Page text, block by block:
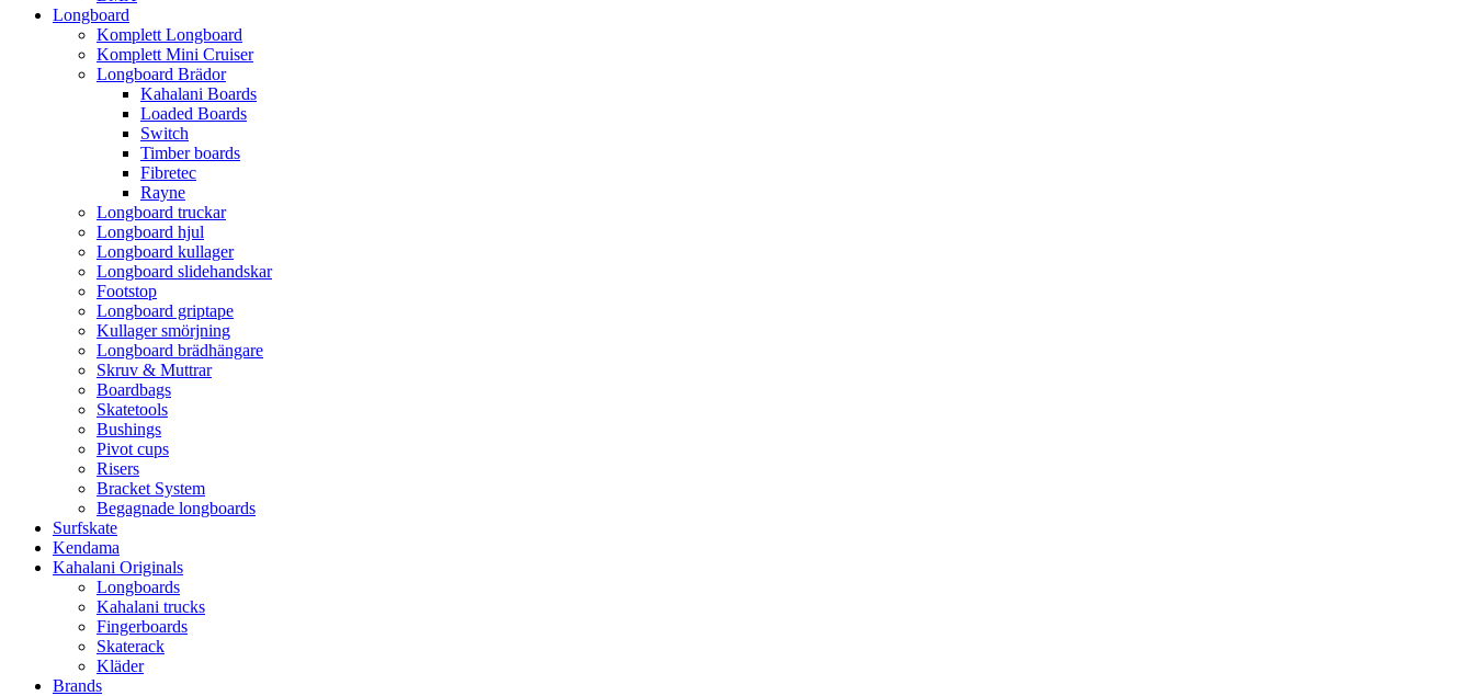
Longboard
Komplett Longboard
Komplett Mini Cruiser
Longboard Brädor
Kahalani Boards
Loaded Boards
Switch
Timber boards
Fibretec
Rayne
Longboard truckar
Longboard hjul
Longboard kullager
Longboard slidehandskar
Footstop
Longboard griptape
Kullager smörjning
Longboard brädhängare
Skruv & Muttrar
Boardbags
Skatetools
Bushings
Pivot cups
Risers
Bracket System
Begagnade longboards
Surfskate
Kendama
Kahalani Originals
Longboards
Kahalani trucks
Fingerboards
Skaterack
Kläder
Brands